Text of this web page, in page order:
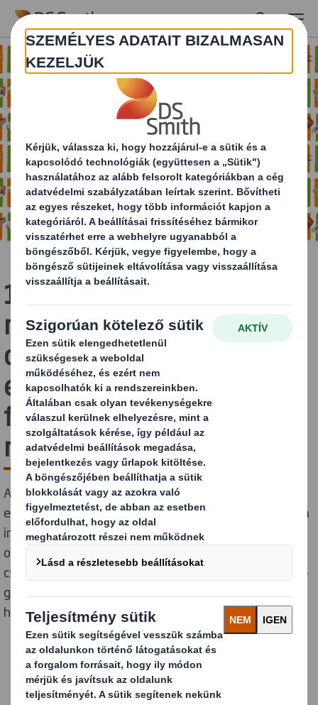
Skip to main content
1,7 milliárd darab
műanyag
csomagolóanyag (és
egyre több) kiváltása
fenntartható csomagolási
megoldásokkal
A világ legikonikusabb FMCG márkái közül többel
együttműködésben élen járunk a műanyag kiváltására
irányuló küzdelemben. 2020 óta több mint 1,7 milliárd
olyan boltok polcain sorakozó mindennapi műanyag
csomagolási cikket cseréltünk le, mint például zöldség-
gyümölcs kistálcák, üdítős palackok esetében gyakran
használt zsugorfólia és műanyag tasakok.